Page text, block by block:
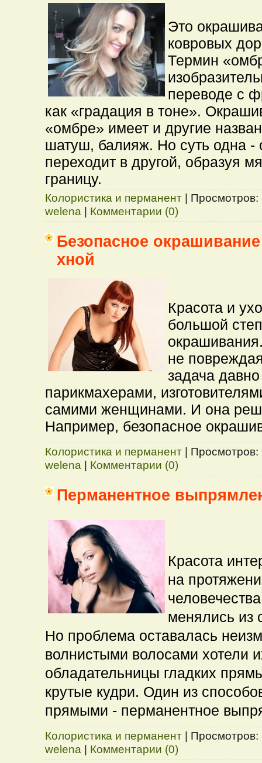
Это
ковровых
Термин
переводе с
как «градация в тоне».
«омбре» имеет и другие
шатуш, балияж. Но суть одна -
переходит в другой, образуя
границу.
Колористика и перманент | Просмотров:
welena | Комментарии (0)
Безопасное
хной
Красота и
большой
не
задача
парикмахерами,
самими женщинами. И она
Например, безопасное
Колористика и перманент | Просмотров:
welena | Комментарии (0)
Перманентное
Красота
на
менялись из
Но проблема оставалась
волнистыми волосами хотели
обладательницы гладких
крутые кудри. Один из
прямыми - перманентное
Колористика и перманент | Просмотров:
welena | Комментарии (0)